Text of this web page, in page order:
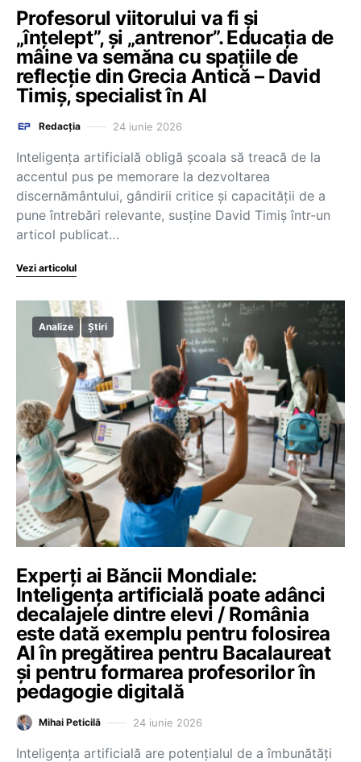
Profesorul viitorului va fi și
„înțelept”, și „antrenor”. Educația de
mâine va semăna cu spațiile de
reflecție din Grecia Antică – David
Timiș, specialist în AI
Redacția 24 iunie 2026
Inteligența artificială obligă școala să treacă de la
accentul pus pe memorare la dezvoltarea
discernământului, gândirii critice și capacității de a
pune întrebări relevante, susține David Timiș într-un
articol publicat…
Vezi articolul
Analize Știri
Experți ai Băncii Mondiale:
Inteligența artificială poate adânci
decalajele dintre elevi / România
este dată exemplu pentru folosirea
AI în pregătirea pentru Bacalaureat
și pentru formarea profesorilor în
pedagogie digitală
Mihai Peticilă 24 iunie 2026
Inteligența artificială are potențialul de a îmbunătăți